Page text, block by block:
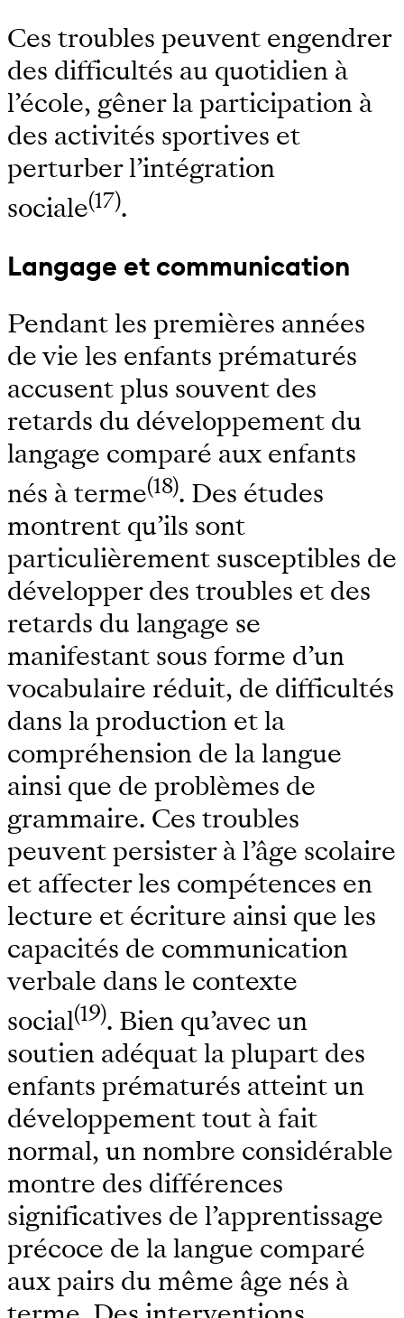
Ces troubles peuvent engendrer
des difficultés au quotidien à
l’école, gêner la participation à
des activités sportives et
perturber l’intégration
sociale(17).
Langage et communication
Pendant les premières années
de vie les enfants prématurés
accusent plus souvent des
retards du développement du
langage comparé aux enfants
nés à terme(18). Des études
montrent qu’ils sont
particulièrement susceptibles de
développer des troubles et des
retards du langage se
manifestant sous forme d’un
vocabulaire réduit, de difficultés
dans la production et la
compréhension de la langue
ainsi que de problèmes de
grammaire. Ces troubles
peuvent persister à l’âge scolaire
et affecter les compétences en
lecture et écriture ainsi que les
capacités de communication
verbale dans le contexte
social(19). Bien qu’avec un
soutien adéquat la plupart des
enfants prématurés atteint un
développement tout à fait
normal, un nombre considérable
montre des différences
significatives de l’apprentissage
précoce de la langue comparé
aux pairs du même âge nés à